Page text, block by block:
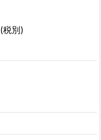
(税別)